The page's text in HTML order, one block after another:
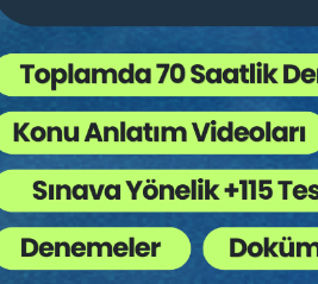
Ticaret Hukuku Kongresi - XII.
Oturum
360
TL
Sepete Ekle
Tüketici Hukuku Enstitüsü
Ekibinizin hukuk